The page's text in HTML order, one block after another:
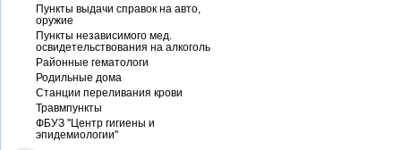
Пункты выдачи справок на авто,
оружие
Пункты независимого мед.
освидетельствования на алкоголь
Районные гематологи
Родильные дома
Станции переливания крови
Травмпункты
ФБУЗ "Центр гигиены и
эпидемиологии"